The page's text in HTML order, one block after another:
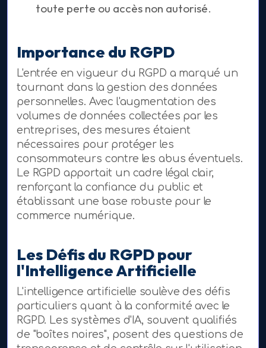
toute perte ou accès non autorisé.
Importance du RGPD
L'entrée en vigueur du RGPD a marqué un
tournant dans la gestion des données
personnelles. Avec l'augmentation des
volumes de données collectées par les
entreprises, des mesures étaient
nécessaires pour protéger les
consommateurs contre les abus éventuels.
Le RGPD apportait un cadre légal clair,
renforçant la confiance du public et
établissant une base robuste pour le
commerce numérique.
Les Défis du RGPD pour
l'Intelligence Artificielle
L'intelligence artificielle soulève des défis
particuliers quant à la conformité avec le
RGPD. Les systèmes d'IA, souvent qualifiés
de "boîtes noires", posent des questions de